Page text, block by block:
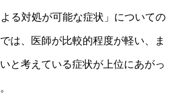
よる対処が可能な症状」についての
は、医師が比較的程度が軽い、ま
と考えている症状が上位にあがっ